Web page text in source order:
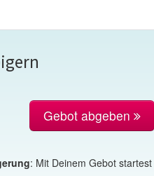
Gebot abgeben
: Mit Deinem Gebot